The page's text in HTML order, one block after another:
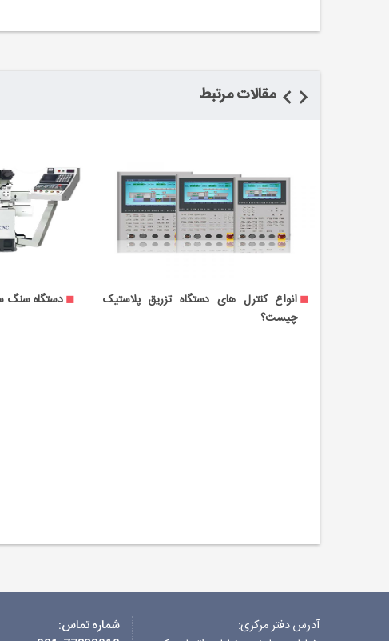
مقالات مرتبط
دستگاه
انواع کنترل های دستگاه تزریق پلاستیک
چیست؟
آدرس دفتر مرکزی:
شماره تماس: